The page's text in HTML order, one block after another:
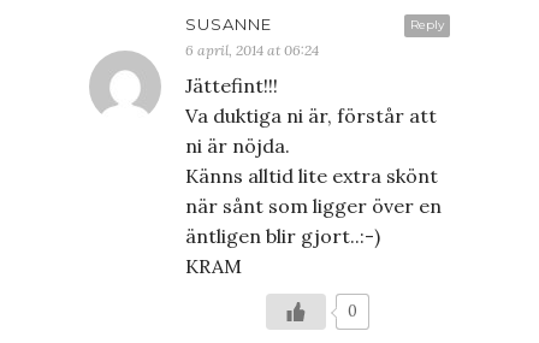
Reply
SUSANNE
6 april, 2014 at 06:24
Jättefint!!!
Va duktiga ni är, förstår att
ni är nöjda.
Känns alltid lite extra skönt
när sånt som ligger över en
äntligen blir gjort..:-)
KRAM
0